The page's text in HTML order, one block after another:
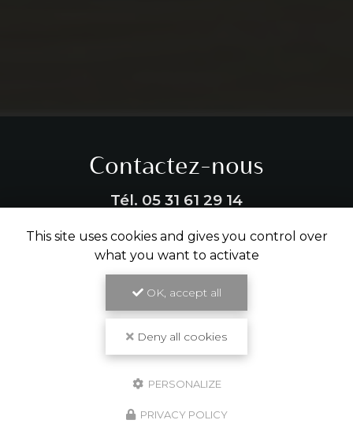
Contactez-nous
Tél. 05 31 61 29 14
ENVOYER UN MESSAGE
Partagez cette page
Facebook X
This site uses cookies and gives you control over
what you want to activate
OK, accept all
Deny all cookies
PERSONALIZE
PRIVACY POLICY